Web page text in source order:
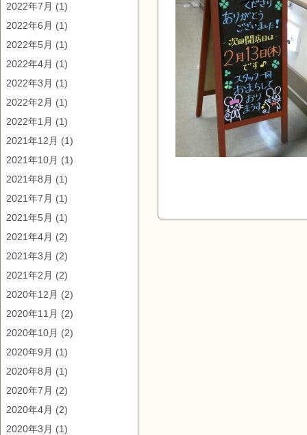
2022年7月 (1)
2022年6月 (1)
2022年5月 (1)
2022年4月 (1)
2022年3月 (1)
2022年2月 (1)
2022年1月 (1)
2021年12月 (1)
2021年10月 (1)
2021年8月 (1)
2021年7月 (1)
2021年5月 (1)
2021年4月 (2)
2021年3月 (2)
2021年2月 (2)
2020年12月 (2)
2020年11月 (2)
2020年10月 (2)
2020年9月 (1)
2020年8月 (1)
2020年7月 (2)
2020年4月 (2)
2020年3月 (1)